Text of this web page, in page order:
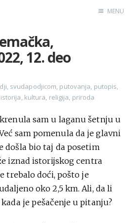
X
Sadržaj
MENU
12. deo
, svudapodjicom, putovanja, putopis,
istorija, kultura, religija, priroda
sam u laganu šetnju u
sam pomenula da je glavni
došla bio taj da posetim
iznad istorijskog centra
trebalo doći, pošto je
oko 2,5 km. Ali, da li
je pešačenje u pitanju?